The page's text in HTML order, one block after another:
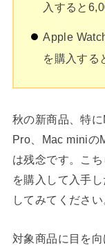
入すると
Apple
を購入する
秋の新商品、特
Pro、Mac miniの
は残念です。こ
を購入して入手
してみてください
対象商品に目を